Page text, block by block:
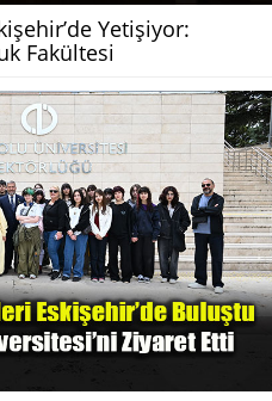
Yetişiyor:
Fakültesi